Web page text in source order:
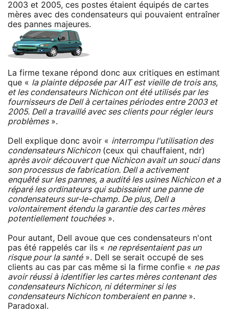
2003 et 2005, ces postes étaient équipés de cartes
mères avec des condensateurs qui pouvaient entraîner
des pannes majeures.
La firme texane répond donc aux critiques en estimant
que « la plainte déposée par AIT est vieille de trois ans,
et les condensateurs Nichicon ont été utilisés par les
fournisseurs de Dell à certaines périodes entre 2003 et
2005. Dell a travaillé avec ses clients pour régler leurs
problèmes».
Dell explique donc avoir « interrompu l'utilisation des
condensateurs Nichicon(ceux qui chauffaient, ndr)
après avoir découvert que Nichicon avait un souci dans
son processus de fabrication. Dell a activement
enquêté sur les pannes, a audité les usines Nichicon et a
réparé les ordinateurs qui subissaient une panne de
condensateurs sur-le-champ. De plus, Dell a
volontairement étendu la garantie des cartes mères
potentiellement touchées».
Pour autant, Dell avoue que ces condensateurs n'ont
pas été rappelés car ils « ne représentaient pas un
risque pour la santé». Dell se serait occupé de ses
clients au cas par cas même si la firme confie « ne pas
avoir réussi à identifier les cartes mères contenant des
condensateurs Nichicon, ni déterminer si les
condensateurs Nichicon tomberaient en panne».
Paradoxal.